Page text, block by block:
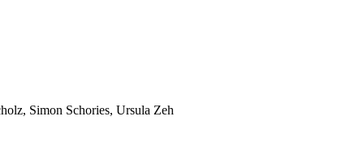
Simon Schories, Ursula Zeh